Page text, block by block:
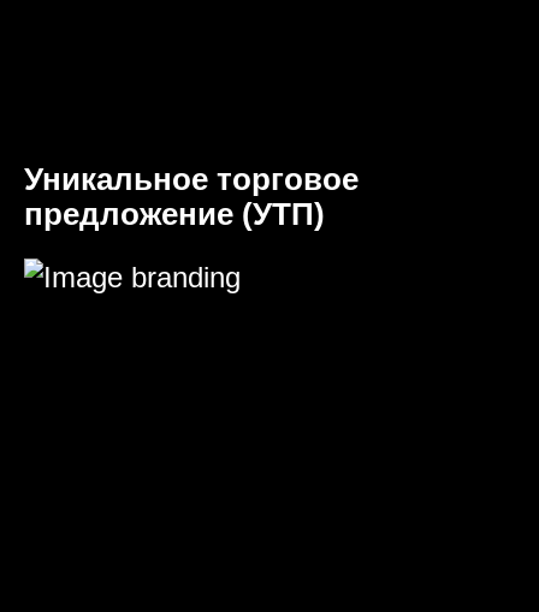
Уникальное торговое
предложение (УТП)